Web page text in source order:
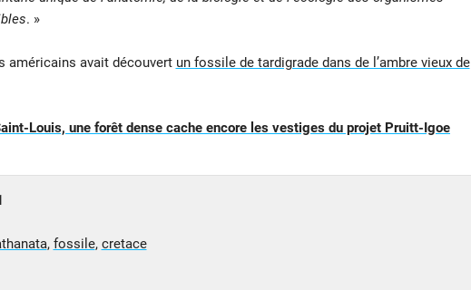
. »
américains avait découvert un fossile de tardigrade dans de l’ambre vieux de
Louis, une forêt dense cache encore les vestiges du projet Pruitt-Igoe
, fossile, cretace